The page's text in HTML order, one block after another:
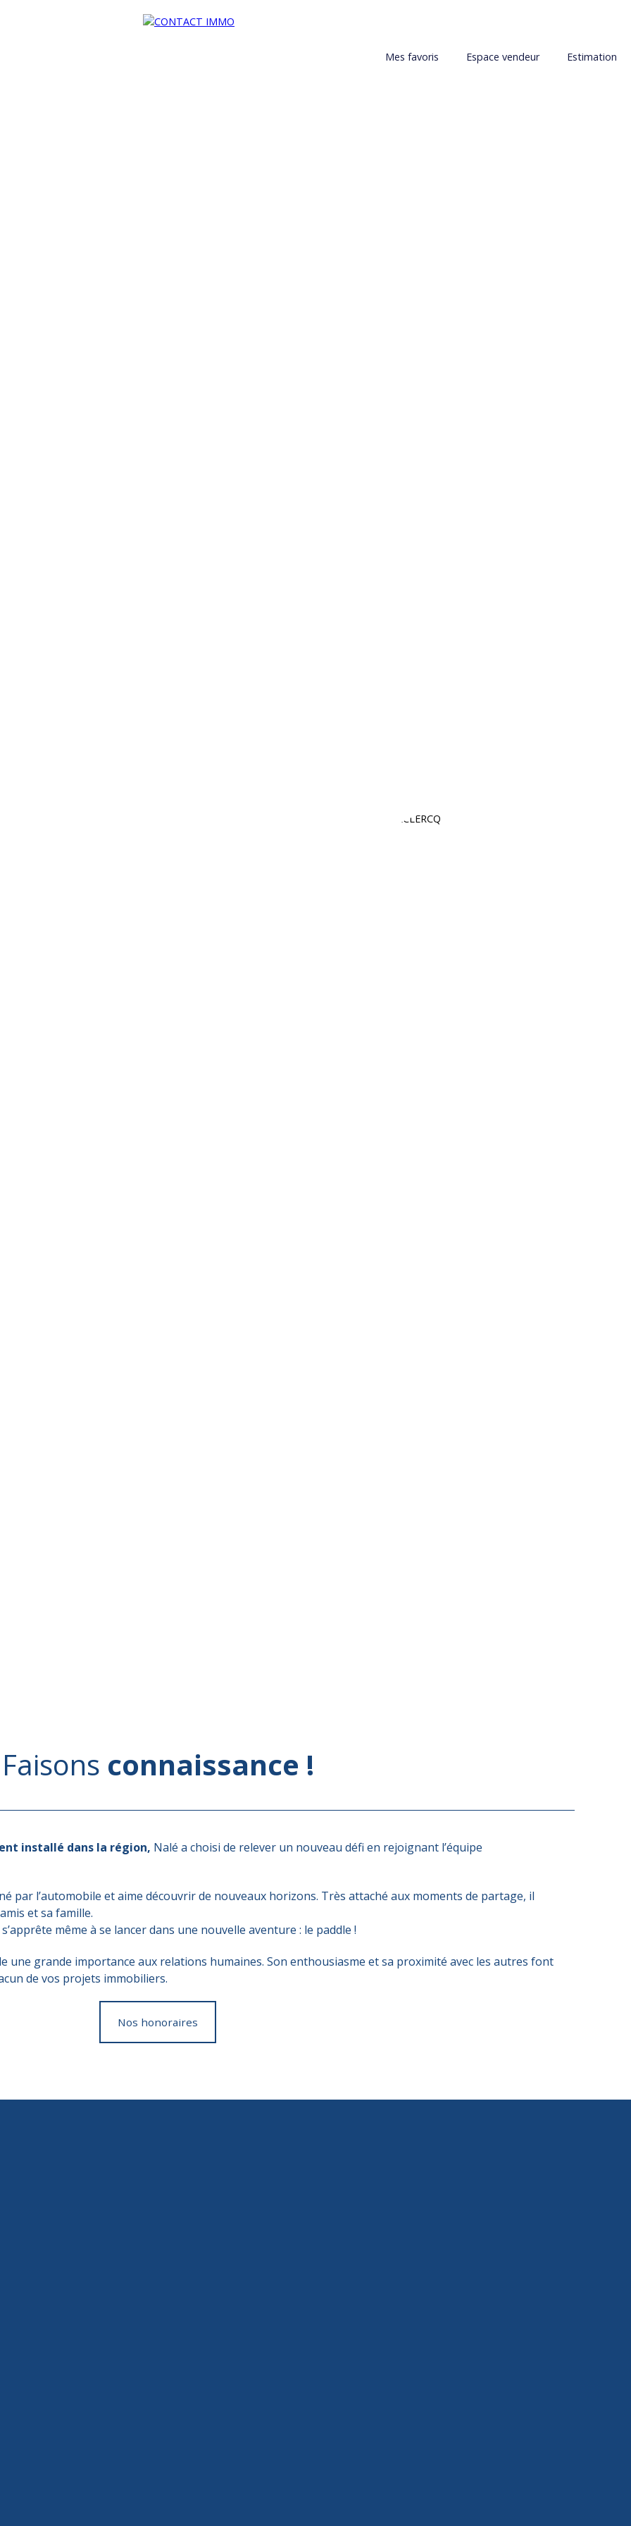
Mes favoris Espace vendeur Estimation
Faisons connaissance !
installé dans la région, Nalé a choisi de relever un nouveau défi en rejoignant l’équipe
par l’automobile et aime découvrir de nouveaux horizons. Très attaché aux moments de partage, il
et sa famille.
même à se lancer dans une nouvelle aventure : le paddle !
une grande importance aux relations humaines. Son enthousiasme et sa proximité avec les autres font
de vos projets immobiliers.
Nos honoraires